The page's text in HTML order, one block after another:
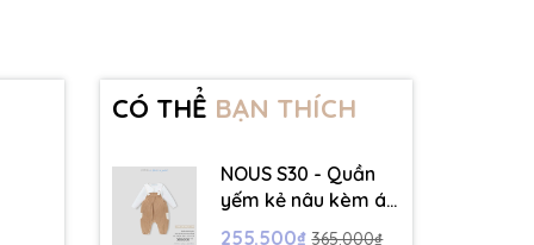
CÓ THỂ BẠN THÍCH
NOUS S30 - Quần
yếm kẻ nâu kèm áo
dài tay màu trắng -
255.500₫ 365.000₫